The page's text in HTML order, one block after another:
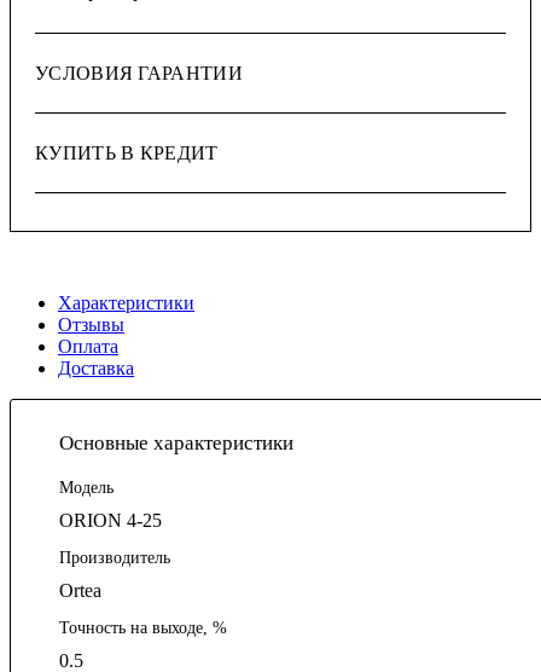
УСЛОВИЯ ГАРАНТИИ
КУПИТЬ В КРЕДИТ
Характеристики
Отзывы
Оплата
Доставка
Основные характеристики
Модель
ORION 4-25
Производитель
Ortea
Точность на выходе, %
0.5